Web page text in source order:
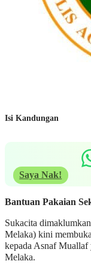
Isi Kandungan
Saya Nak!
Bantuan Pakaian
Sukacita
Melaka) kini
kepada Asnaf Muallaf
Melaka.